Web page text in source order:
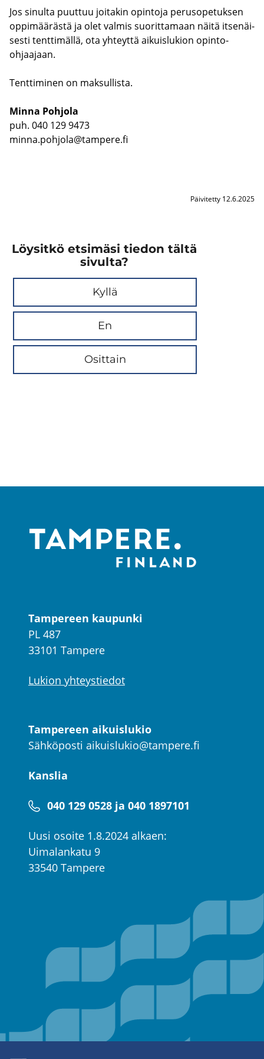
Jos si­nul­ta puut­tuu joi­ta­kin opin­to­ja pe­rus­o­pe­tuk­sen
op­pi­mää­räs­tä ja olet val­mis suo­rit­ta­maan näitä it­se­näi­
ses­ti tent­ti­mäl­lä, ota yh­teyt­tä ai­kuis­lu­kion opinto-​
ohjaajaan.
Tent­ti­mi­nen on mak­sul­lis­ta.
Minna Poh­jo­la
puh. 040 129 9473
minna.poh­jo­la@tam­pe­re.fi
Päivitetty 12.6.2025
Löysitkö etsimäsi tiedon tältä
sivulta?
Kyllä
En
Osittain
Tampereen kaupunki
PL 487
33101 Tampere
Lukion yhteystiedot
Tampereen aikuislukio
Sähköposti aikuislukio@tampere.fi
Kanslia
040 129 0528 ja 040 1897101
Uusi osoite 1.8.2024 alkaen:
Uimalankatu 9
33540 Tampere